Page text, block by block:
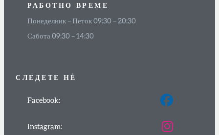
РАБОТНО ВРЕМЕ
Понеделник – Петок 09:30 – 20:30
Сабота 09:30 – 14:30
СЛЕДЕТЕ НЀ
Facebook:
Instagram: